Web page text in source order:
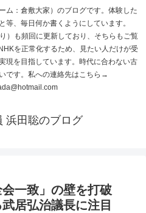
ム：倉敷大家）のブログです。体験した
等、毎日何か書くようにしています。
）も頻回に更新しており、そちらもご覧
を正常化するため、見たい人だけが受
現を目指しています。時代に合わない古
です。私への連絡先はこちら→
浜田聡のブログ
会一致」の壁を打破
居弘治議長に注目